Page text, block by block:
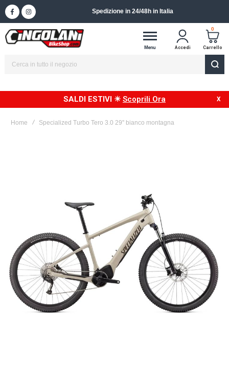
Spedizione in 24/48h in Italia
Menu Accedi
0
Carrello
SALDI ESTIVI ☀ Scoprili Ora
Home Specialized Turbo Tero 3.0 29'' bianco montagna